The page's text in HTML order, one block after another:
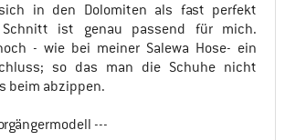
in den Dolomiten als fast perfekt
Schnitt ist genau passend für mich.
- wie bei meiner Salewa Hose- ein
so das man die Schuhe nicht
beim abzippen.
---